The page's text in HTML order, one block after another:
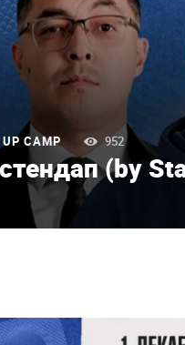
CAMP 952
(by